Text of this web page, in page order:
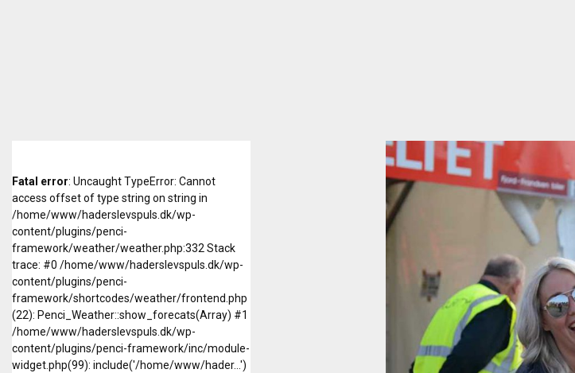
Fatal error: Uncaught TypeError: Cannot
access offset of type string on string in
/home/www/haderslevspuls.dk/wp-
content/plugins/penci-
framework/weather/weather.php:332 Stack
trace: #0 /home/www/haderslevspuls.dk/wp-
content/plugins/penci-
framework/shortcodes/weather/frontend.php
(22): Penci_Weather::show_forecats(Array) #1
/home/www/haderslevspuls.dk/wp-
content/plugins/penci-framework/inc/module-
widget.php(99): include('/home/www/hader...')